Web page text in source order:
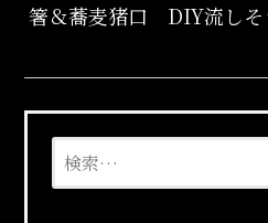
ー
シ
箸＆蕎麦猪口 DIY流しそ
索: